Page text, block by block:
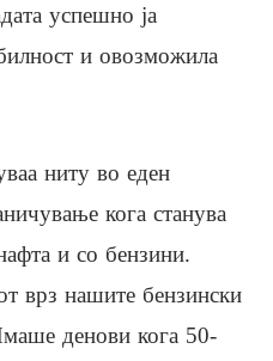
успешно ја
и овозможила
ниту во еден
кога станува
и со бензини.
врз нашите бензински
денови кога 50-